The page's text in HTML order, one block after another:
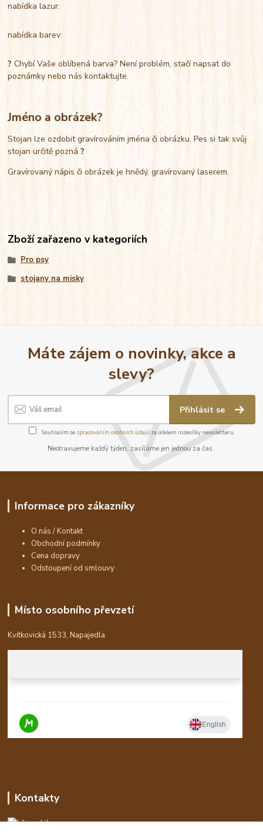
nabídka lazur:
nabídka barev:
?Chybí Vaše oblíbená barva? Není problém, stačí napsat do
poznámky nebo nás kontaktujte.
Jméno a obrázek?
Stojan lze ozdobit gravírováním jména či obrázku. Pes si tak svůj
stojan určitě pozná?
Gravírovaný nápis či obrázek je hnědý, gravírovaný laserem.
Zboží zařazeno v kategoriích
Pro psy
stojany na misky
Máte zájem o novinky, akce a
slevy?
Přihlásit se
Souhlasím se zpracováním osobních údajůza účelem rozesílky newsletteru.
Neotravujeme každý týden, zasíláme jen jednou za čas.
Informace pro zákazníky
O nás / Kontakt
Obchodní podmínky
Cena dopravy
Odstoupení od smlouvy
Místo osobního převzetí
Kvítkovická 1533, Napajedla
Kontakty
Libor